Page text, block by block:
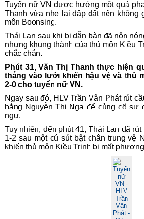
Tuyển nữ VN được hưởng một quả
Thanh vừa nhẹ lại đập đất nên không
môn Boonsing.
Thái Lan sau khi bị dẫn bàn đã nôn
nhưng khung thành của thủ môn Kiều
chắc chắn.
Phút 31, Văn Thị Thanh thực hiện
thẳng vào lưới khiến hậu vệ và thủ
2-0 cho tuyển nữ VN.
Ngay sau đó, HLV Trần Vân Phát rút
bằng Nguyễn Thị Nga để củng cố sự
ngự.
Tuy nhiên, đến phút 41, Thái Lan đã
1-2 sau một cú sút bật chân trung vệ
khiến thủ môn Kiều Trinh bị mất